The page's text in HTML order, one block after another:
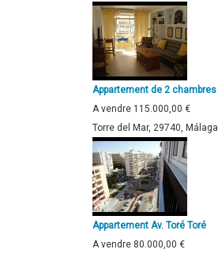
Appartement de 2 chambres
A vendre 115.000,00 €
Torre del Mar, 29740, Málaga
Appartement Av. Toré Toré
A vendre 80.000,00 €